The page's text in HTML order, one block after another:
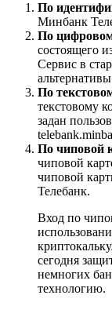
По
Минбанк
По
состоящего
Сервис в
По
текстовому
задан
По чиповой
чиповой
чиповой
Телебанк.
Вход по
сегодня
немногих
технологию.